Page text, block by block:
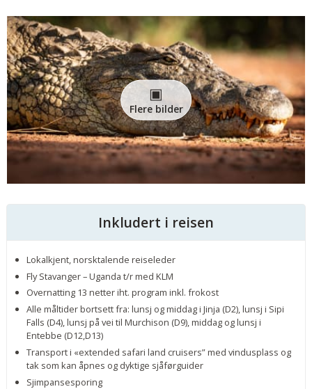
Flere bilder
Inkludert i reisen
Lokalkjent, norsktalende reiseleder
Fly Stavanger – Uganda t/r med KLM
Overnatting 13 netter iht. program inkl. frokost
Alle måltider bortsett fra: lunsj og middag i Jinja (D2), lunsj i Sipi
Falls (D4), lunsj på vei til Murchison (D9), middag og lunsj i
Entebbe (D12,D13)
Transport i «extended safari land cruisers” med vindusplass og
tak som kan åpnes og dyktige sjåførguider
Sjimpansesporing